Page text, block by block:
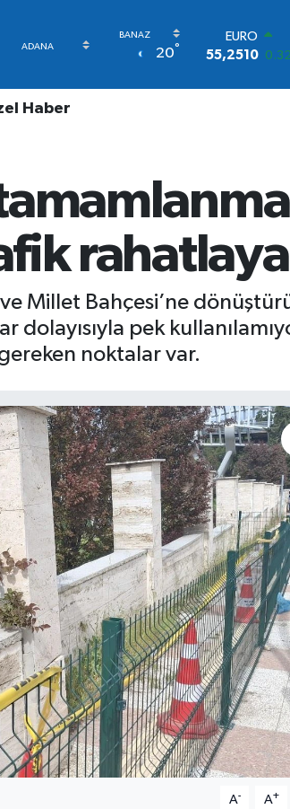
20°
STERLİN
64,4811 0.38
6660.55
47,7436
0.18
55,2510
Haber
Millet Bahçesi’ne
dolayısıyla pek
noktalar var.
A- A+